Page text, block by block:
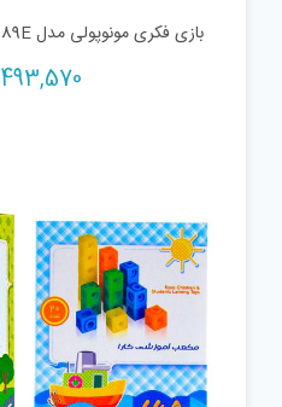
بازی فکری مونوپولی مدل 2889E
493,570